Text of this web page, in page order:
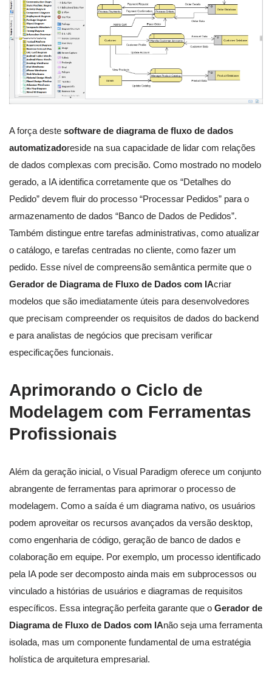
A força deste software de diagrama de fluxo de dados
automatizadoreside na sua capacidade de lidar com relações
de dados complexas com precisão. Como mostrado no modelo
gerado, a IA identifica corretamente que os “Detalhes do
Pedido” devem fluir do processo “Processar Pedidos” para o
armazenamento de dados “Banco de Dados de Pedidos”.
Também distingue entre tarefas administrativas, como atualizar
o catálogo, e tarefas centradas no cliente, como fazer um
pedido. Esse nível de compreensão semântica permite que o
Gerador de Diagrama de Fluxo de Dados com IAcriar
modelos que são imediatamente úteis para desenvolvedores
que precisam compreender os requisitos de dados do backend
e para analistas de negócios que precisam verificar
especificações funcionais.
Aprimorando o Ciclo de
Modelagem com Ferramentas
Profissionais
Além da geração inicial, o Visual Paradigm oferece um conjunto
abrangente de ferramentas para aprimorar o processo de
modelagem. Como a saída é um diagrama nativo, os usuários
podem aproveitar os recursos avançados da versão desktop,
como engenharia de código, geração de banco de dados e
colaboração em equipe. Por exemplo, um processo identificado
pela IA pode ser decomposto ainda mais em subprocessos ou
vinculado a histórias de usuários e diagramas de requisitos
específicos. Essa integração perfeita garante que o Gerador de
Diagrama de Fluxo de Dados com IAnão seja uma ferramenta
isolada, mas um componente fundamental de uma estratégia
holística de arquitetura empresarial.